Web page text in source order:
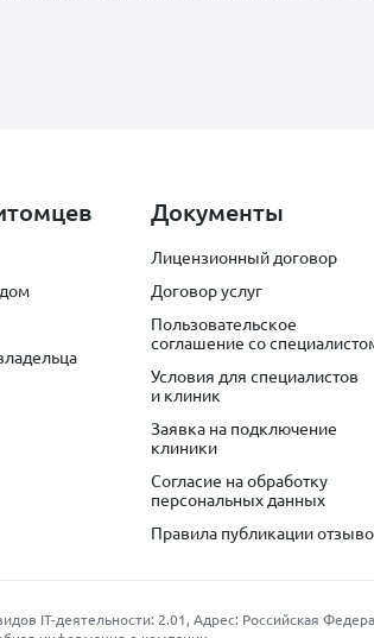
Документы
Лицензионный договор
Договор услуг
Пользовательское
соглашение со
Условия для специалистов
и клиник
Заявка на подключение
клиники
Согласие на обработку
персональных данных
Правила публикации
деятельности: 2.01, Адрес: Российская